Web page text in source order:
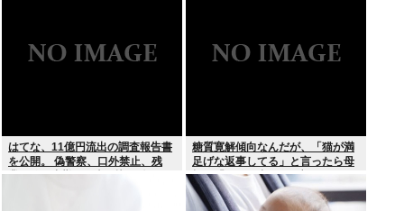
はてな、11億円流出の調査報告書
を公開。 偽警察、口外禁止、残
業・休日出勤200時間越、孤
糖質寛解傾向なんだが、「猫が満
足げな返事してる」と言ったら母
親に「お気の毒w」と言われた